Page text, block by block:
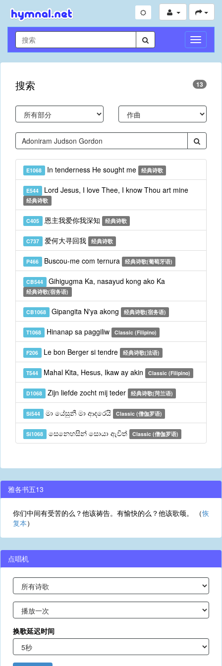
切
换
导
搜索 13
E1068 In tenderness He sought me 经典诗歌
E544 Lord Jesus, I love Thee, I know Thou art mine
经典诗歌
C405 恩主我爱你我深知 经典诗歌
C737 爱何大寻回我 经典诗歌
P466 Buscou-me com ternura 经典诗歌(葡萄牙语)
CB544 Gihigugma Ka, nasayud kong ako Ka
经典诗歌(宿务语)
CB1068 Gipangita N'ya akong 经典诗歌(宿务语)
T1068 Hinanap sa paggiliw Classic (Filipino)
F206 Le bon Berger si tendre 经典诗歌(法语)
T544 Mahal Kita, Hesus, Ikaw ay akin Classic (Filipino)
D1068 Zijn liefde zocht mij teder 经典诗歌(菏兰语)
Si544 මා යේසුනී මා ආදරෙයි Classic (僧伽罗语)
Si1068 සෙනෙහසින් සොයා ඇවිත් Classic (僧伽罗语)
雅各书五13
你们中间有受苦的么？他该祷告。有愉快的么？他该歌颂。 （恢
复本）
点唱机
换歌延迟时间